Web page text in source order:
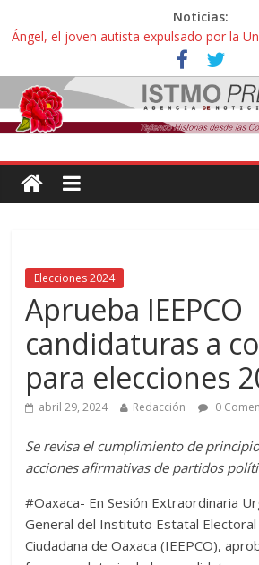
Noticias:
Ángel, el joven autista expulsado por la
Ixtepec, Oaxaca vuelve a las aulas tras
Familiares de periodista Alejandro Leyva
la SEGOB y exigen detener a los autores
intelectuales de su asesinato
Alertan pescadores de Juchitán, Oaxaca
Pescadores y comuneros ikoots detienen
material pétreo de gravera Oyamel
Elecciones 2024
Aprueba IEEPCO
candidaturas a
para elecciones
abril 29, 2024 Redacción 0
Se revisa el cumplimiento de
acciones afirmativas de partidos
#Oaxaca- En Sesión Extraordinaria
General del Instituto Estatal
Ciudadana de Oaxaca (IEEPCO),